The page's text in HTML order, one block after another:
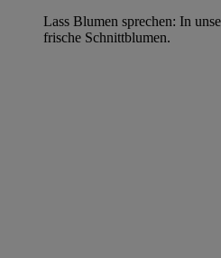
Lass Blumen sprechen: In
frische Schnittblumen.